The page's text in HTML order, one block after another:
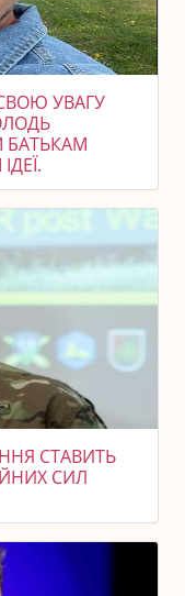
УВАГУ
БАТЬКАМ
СТАВИТЬ
СИЛ